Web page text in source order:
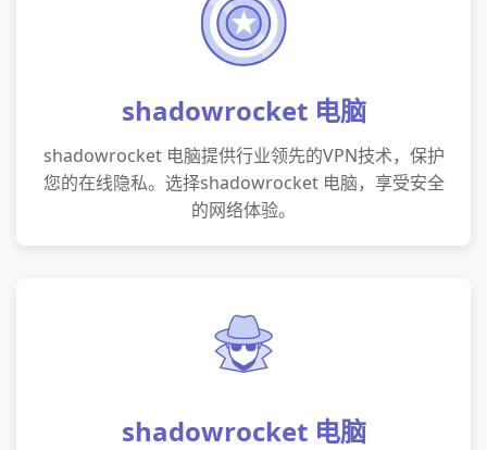
shadowrocket 电脑
shadowrocket 电脑提供行业领先的VPN技术，保护
您的在线隐私。选择shadowrocket 电脑，享受安全
的网络体验。
shadowrocket 电脑